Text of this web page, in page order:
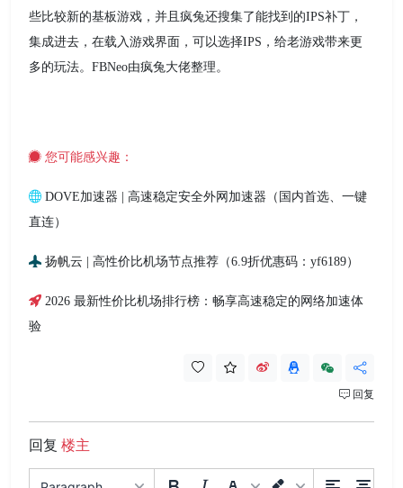
些比较新的基板游戏，并且疯兔还搜集了能找到的IPS补丁，
集成进去，在载入游戏界面，可以选择IPS，给老游戏带来更
多的玩法。FBNeo由疯兔大佬整理。
您可能感兴趣：
DOVE加速器 | 高速稳定安全外网加速器（国内首选、一键
直连）
扬帆云 | 高性价比机场节点推荐（6.9折优惠码：yf6189）
2026 最新性价比机场排行榜：畅享高速稳定的网络加速体
验
回复
回复 楼主